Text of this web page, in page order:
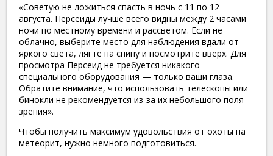
«Советую не ложиться спасть в ночь с 11 по 12
августа. Персеиды лучше всего видны между 2 часами
ночи по местному времени и рассветом. Если не
облачно, выберите место для наблюдения вдали от
яркого света, лягте на спину и посмотрите вверх. Для
просмотра Персеид не требуется никакого
специального оборудования — только ваши глаза.
Обратите внимание, что использовать телескопы или
бинокли не рекомендуется из-за их небольшого поля
зрения».
Чтобы получить максимум удовольствия от охоты на
метеорит, нужно немного подготовиться.